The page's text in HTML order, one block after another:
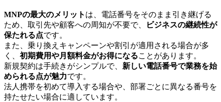
MNPの最大のメリット は、電話番号をそのまま引き継げる
ため、取引先や顧客への周知が不要で、
ビジネスの継続性が
保たれる点です。
また、乗り換えキャンペーンや割引が適用される場合が多
く、 初期費用や月額料金がお得になることがあります。
新規契約は手続きがシンプルで、 新しい電話番号で業務を始
められる点が魅力です。
法人携帯を初めて導入する場合や、部署ごとに異なる番号を
持たせたい場合に適しています。